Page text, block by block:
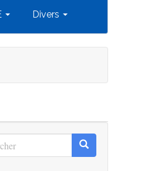
Divers
Rechercher